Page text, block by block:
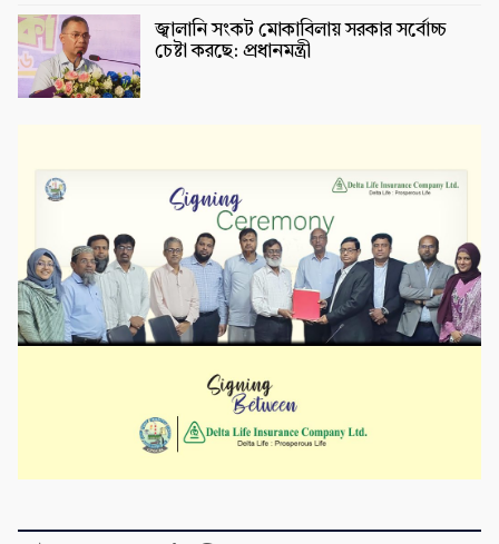
জ্বালানি সংকট মোকাবিলায় সরকার সর্বোচ্চ
চেষ্টা করছে: প্রধানমন্ত্রী